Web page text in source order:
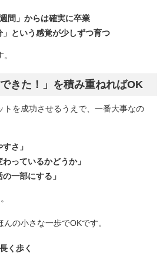
間」からは確実に卒業
」という感覚が少しずつ育つ
きた！」を積み重ねればOK
トを成功させるうえで、一番大事なの
さ」
っているかどうか」
一部にする」
の小さな一歩でOKです。
く歩く